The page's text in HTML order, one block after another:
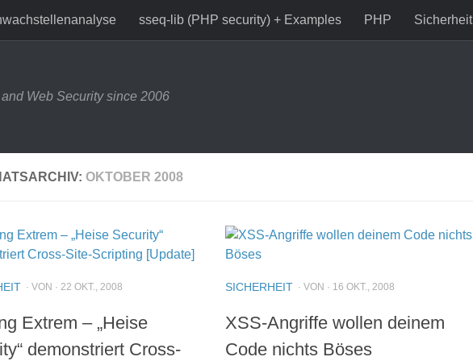
sseq-lib (PHP security) + Examples PHP Sicherheit
Web Security since 2006
OKTOBER 2008
· VON · 22 OKT., 2008
Extrem – „Heise
demonstriert Cross-
SICHERHEIT · VON · 16 OKT., 2008
XSS-Angriffe wollen deinem
Code nichts Böses